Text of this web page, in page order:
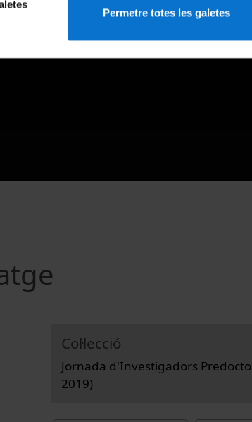
Permetre totes les galetes
Col·lecció
Jornada d'Investigadors
2019)